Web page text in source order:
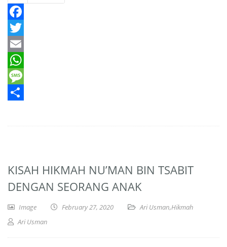
Facebook
Twitter
Email
WhatsApp
Message
KISAH HIKMAH NU’MAN BIN TSABIT
DENGAN SEORANG ANAK
Image February 27, 2020 Ari Usman,Hikmah
Ari Usman